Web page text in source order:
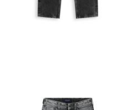
Ballin Luke loose jeans